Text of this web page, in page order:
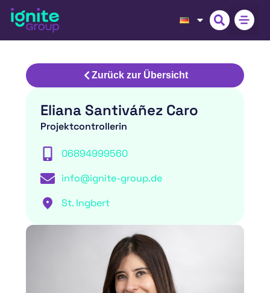
Zurück zur Übersicht
Eliana Santiváñez Caro
Projektcontrollerin
06894999560
info@ignite-group.de
St. Ingbert